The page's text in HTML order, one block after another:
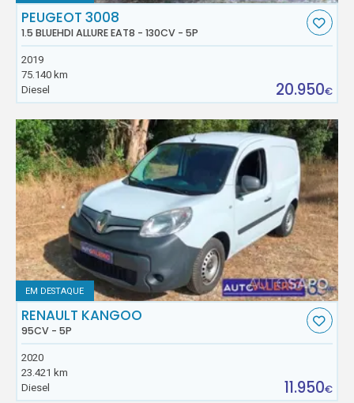
PEUGEOT 3008
1.5 BLUEHDI ALLURE EAT8 - 130CV - 5P
2019
75.140 km
Diesel
20.950€
EM DESTAQUE
RENAULT KANGOO
95CV - 5P
2020
23.421 km
Diesel
11.950€